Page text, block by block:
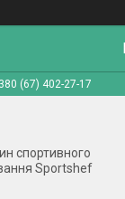
(67) 402-27-17
спортивного
Sportshef